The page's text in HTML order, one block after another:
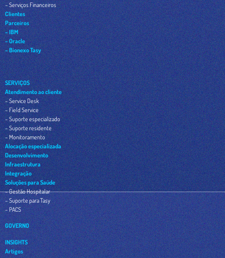
– Serviços Financeiros
Clientes
Parceiros
– IBM
– Oracle
– Bionexo Tasy
SERVIÇOS
Atendimento ao cliente
– Service Desk
– Field Service
– Suporte especializado
– Suporte residente
– Monitoramento
Alocação especializada
Desenvolvimento
Infraestrutura
Integração
Soluções para Saúde
– Gestão Hospitalar
– Suporte para Tasy
– PACS
GOVERNO
INSIGHTS
Artigos